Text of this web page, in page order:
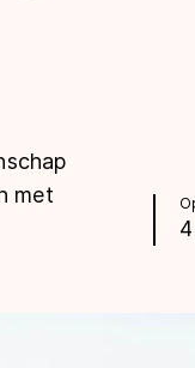
met